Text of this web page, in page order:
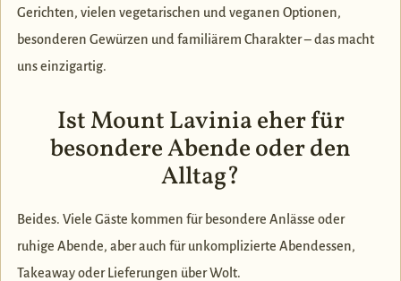
Gerichten, vielen vegetarischen und veganen Optionen,
besonderen Gewürzen und familiärem Charakter – das macht
uns einzigartig.
Ist Mount Lavinia eher für
besondere Abende oder den
Alltag?
Beides. Viele Gäste kommen für besondere Anlässe oder
ruhige Abende, aber auch für unkomplizierte Abendessen,
Takeaway oder Lieferungen über Wolt.